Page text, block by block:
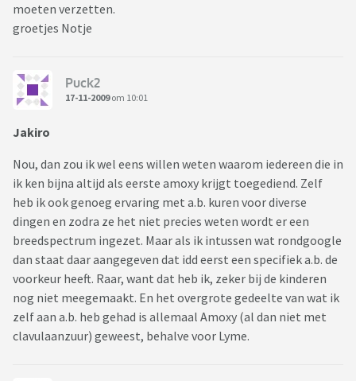
moeten verzetten.
groetjes Notje
Puck2
17-11-2009om 10:01
Jakiro
Nou, dan zou ik wel eens willen weten waarom iedereen die in
ik ken bijna altijd als eerste amoxy krijgt toegediend. Zelf
heb ik ook genoeg ervaring met a.b. kuren voor diverse
dingen en zodra ze het niet precies weten wordt er een
breedspectrum ingezet. Maar als ik intussen wat rondgoogle
dan staat daar aangegeven dat idd eerst een specifiek a.b. de
voorkeur heeft. Raar, want dat heb ik, zeker bij de kinderen
nog niet meegemaakt. En het overgrote gedeelte van wat ik
zelf aan a.b. heb gehad is allemaal Amoxy (al dan niet met
clavulaanzuur) geweest, behalve voor Lyme.